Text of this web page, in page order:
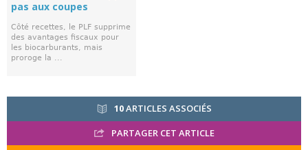
pas aux coupes
Côté recettes, le PLF supprime
des avantages fiscaux pour
les biocarburants, mais
proroge la ...
10ARTICLES ASSOCIÉS
PARTAGER CET ARTICLE